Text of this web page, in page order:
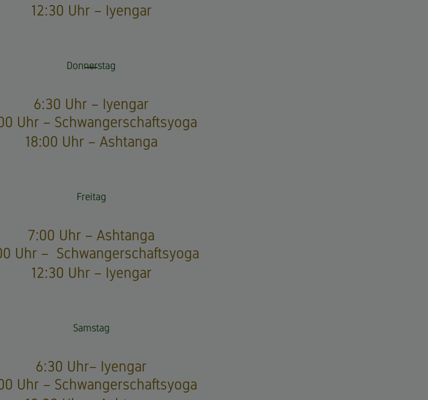
12:30 Uhr – Iyengar
Donnerstag
6:30 Uhr – Iyengar
Uhr – Schwangerschaftsyoga
18:00 Uhr – Ashtanga
Freitag
7:00 Uhr – Ashtanga
Uhr – Schwangerschaftsyoga
12:30 Uhr – Iyengar
Samstag
6:30 Uhr– Iyengar
Uhr – Schwangerschaftsyoga